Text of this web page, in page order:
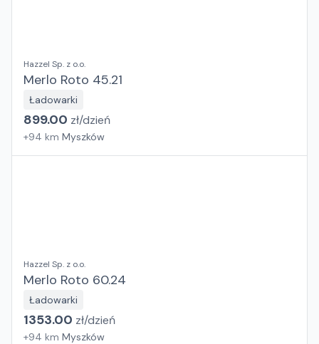
Hazzel Sp. z o.o.
Merlo Roto 45.21
Ładowarki
899.00 zł/dzień
+94 km Myszków
Hazzel Sp. z o.o.
Merlo Roto 60.24
Ładowarki
1353.00 zł/dzień
+94 km Myszków